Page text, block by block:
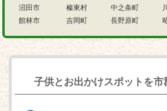
沼田市
館林市
榛東村
吉岡町
中之条町
長野原町
子供とお出かけスポットを市